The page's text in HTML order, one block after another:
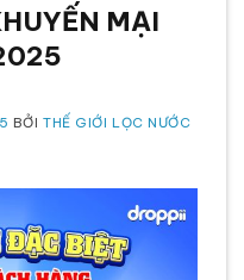
MẠI
BỞITHẾ GIỚI LỌC NƯỚC